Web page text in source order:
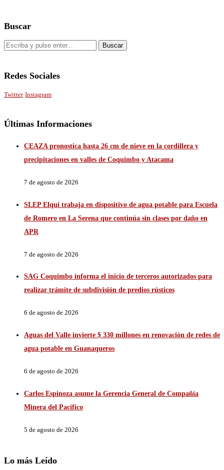
Buscar
Redes Sociales
Twitter Instagram
Últimas Informaciones
CEAZA pronostica hasta 26 cm de nieve en la cordillera y
precipitaciones en valles de Coquimbo y Atacama
7 de agosto de 2026
SLEP Elqui trabaja en dispositivo de agua potable para Escuela
de Romero en La Serena que continúa sin clases por daño en
APR
7 de agosto de 2026
SAG Coquimbo informa el inicio de terceros autorizados para
realizar trámite de subdivisión de predios rústicos
6 de agosto de 2026
Aguas del Valle invierte $ 330 millones en renovación de redes de
agua potable en Guanaqueros
6 de agosto de 2026
Carlos Espinoza asume la Gerencia General de Compañía
Minera del Pacífico
5 de agosto de 2026
Lo más Leído